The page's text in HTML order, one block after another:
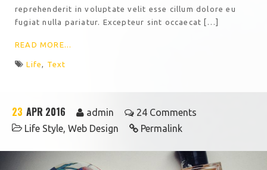
reprehenderit in voluptate velit esse cillum dolore eu
fugiat nulla pariatur. Excepteur sint occaecat […]
READ MORE...
Life, Text
23 APR 2016 admin
24 Comments
Life Style, Web Design Permalink